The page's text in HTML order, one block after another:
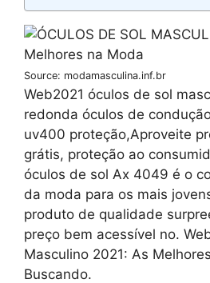
Source: modamasculina.inf.br
Web2021 óculos de sol
redonda óculos de
uv400 proteção,Aproveite
grátis, proteção ao
óculos de sol Ax 4049 é o
da moda para os mais
produto de qualidade
preço bem acessível no.
Masculino 2021: As
Buscando.